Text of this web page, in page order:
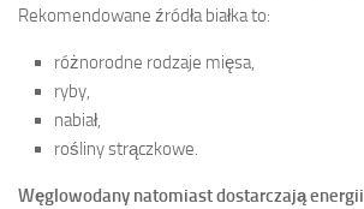
Rekomendowane źródła białka to:
różnorodne rodzaje mięsa,
ryby,
nabiał,
rośliny strączkowe.
Węglowodany natomiast dostarczają energii